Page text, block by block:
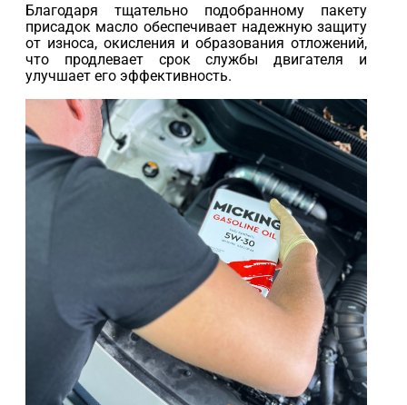
Благодаря тщательно подобранному пакету
присадок масло обеспечивает надежную защиту
от износа, окисления и образования отложений,
что продлевает срок службы двигателя и
улучшает его эффективность.